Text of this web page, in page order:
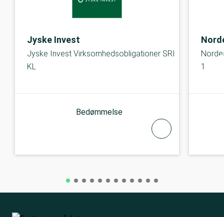
Jyske Invest
Jyske Invest Virksomhedsobligationer SRI
KL
Bedømmelse
1